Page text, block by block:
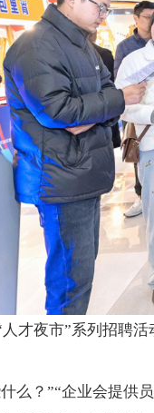
才夜市”系列招聘
么？”“企业会提供